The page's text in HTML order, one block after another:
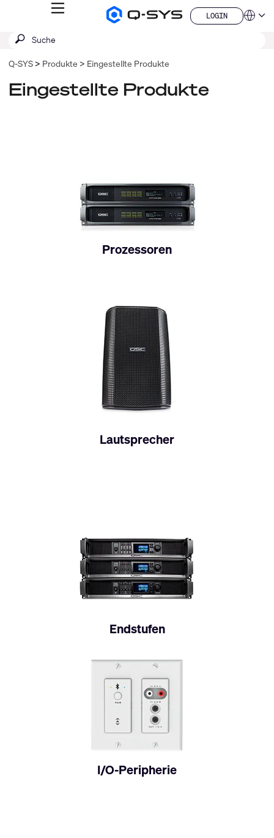
Q-
Homepage
MENÜ
LOGIN
LOGIN
QSYS.com (English)
Deutsch
Español
Français
Suche
SUCHE
Q‑SYS Produkte Eingestellte Produkte
Eingestellte Produkte
Prozessoren
Lautsprecher
Endstufen
I/O-Peripherie